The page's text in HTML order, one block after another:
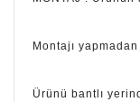
Montajı
Ürünü bantlı